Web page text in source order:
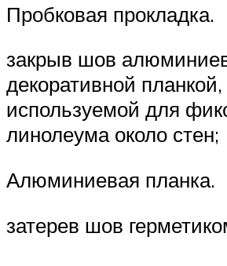
Пробковая прокладка.
закрыв шов
декоративной планкой,
используемой для
линолеума около стен;
Алюминиевая планка.
затерев шов